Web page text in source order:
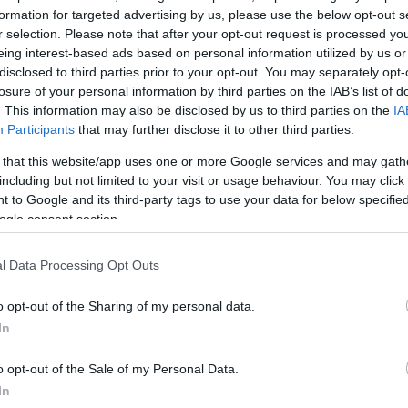
for targeted advertising by us, please use the below opt-out
selection. Please note that after your opt-out request is processed
interest-based ads based on personal information utilized by us
to third parties prior to your opt-out. You may separately
of your personal information by third parties on the IAB’s list of
This information may also be disclosed by us to third parties on the
Participants that may further disclose it to other third parties.
that this website/app uses one or more Google services and may
but not limited to your visit or usage behaviour. You may
to Google and its third-party tags to use your data for below
consent section.
Data Processing Opt Outs
opt-out of the Sharing of my personal data.
opt-out of the Sale of my Personal Data.
και είναι άλλο να διδάσκεται η συγκεκριμένη
αλλάξει ο όλος τρόπος σκέψης», πρόσθεσε ο
Εκκλησίας.
με τις εκλογές στις ΗΠΑ, ο Φραγκίσκος τόνισε:
εκστρατειών δεν λέω ποτέ ούτε λέξη. Ο
θα πω μόνον αυτό: μελετήστε καλά τις προτάσεις,
κατά συνείδηση».
ΔΙΑΦΗΜΙΣΗ